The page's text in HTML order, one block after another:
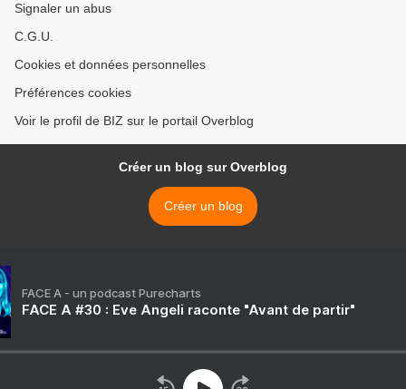
Signaler un abus
C.G.U.
Cookies et données personnelles
Préférences cookies
Voir le profil de BIZ sur le portail Overblog
Créer un blog sur Overblog
Créer un blog
FACE A - un podcast Purecharts
FACE A #30 : Eve Angeli raconte "Avant de partir"